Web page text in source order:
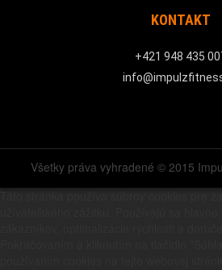
KONTAKT
+421 948 435
Všetky práva vyhradené © 2015